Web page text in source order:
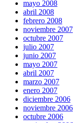
mayo 2008
abril 2008
febrero 2008
noviembre 2007
octubre 2007
julio 2007
junio 2007
mayo 2007
abril 2007
marzo 2007
enero 2007
diciembre 2006
noviembre 2006
octubre 2006